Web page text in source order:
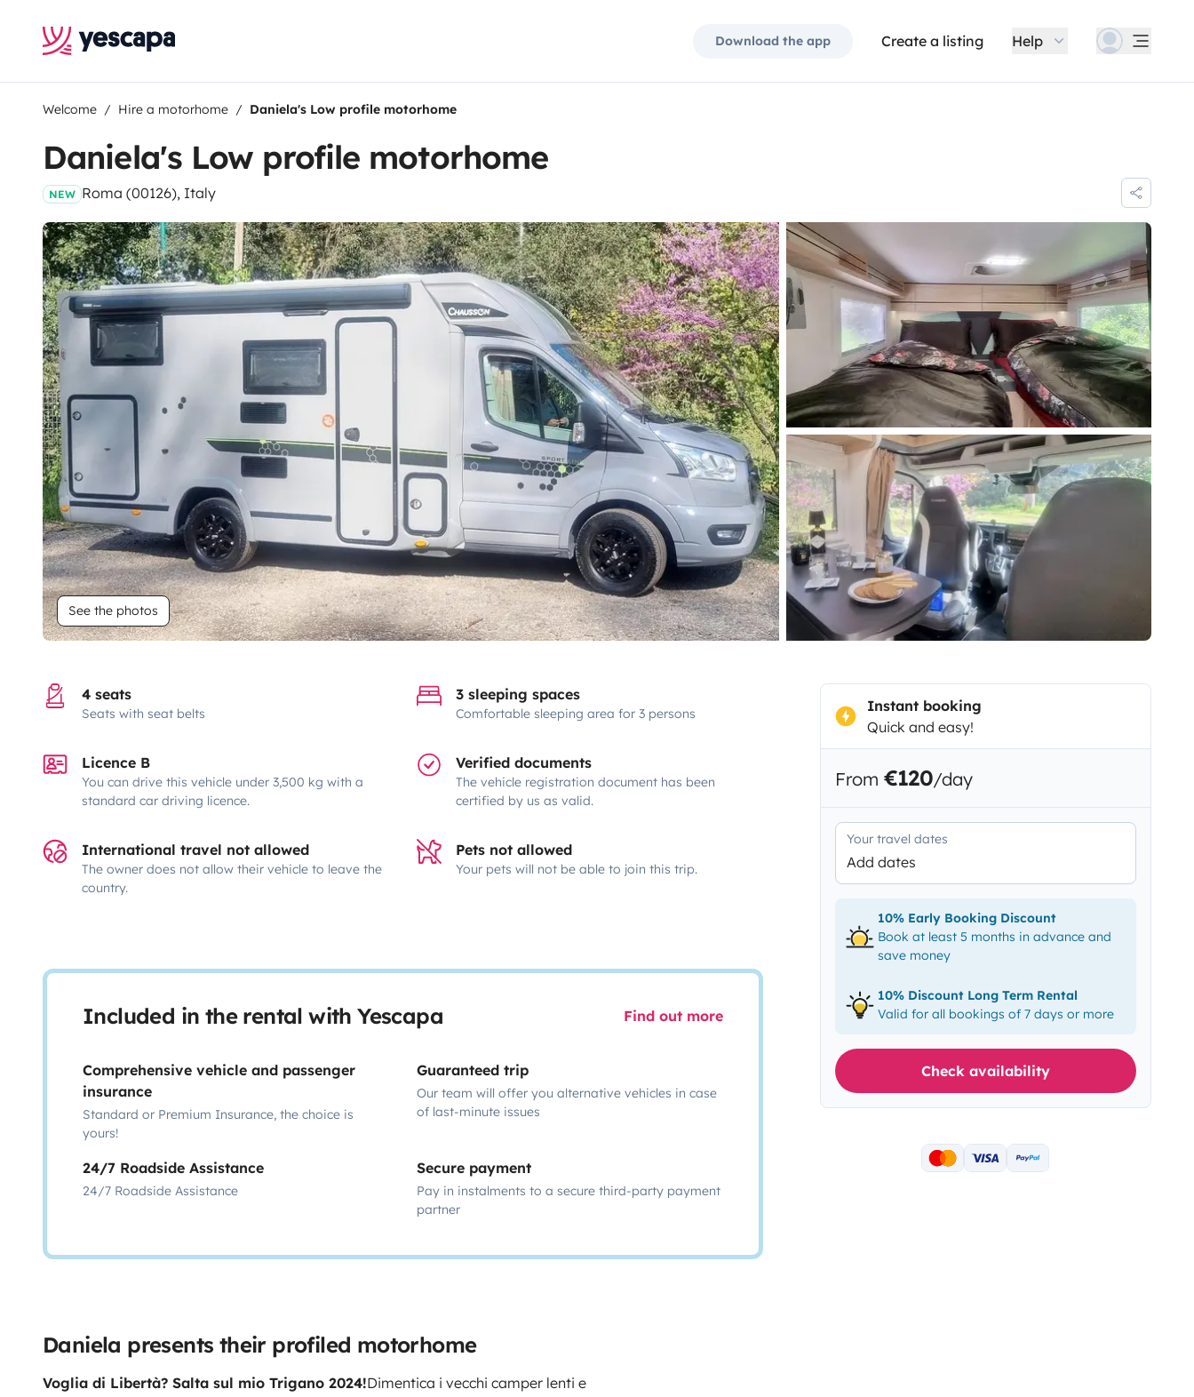
Download the app Create a listing Help
Welcome Hire a motorhome Daniela's Low profile motorhome
Daniela's Low profile motorhome
NEW Roma (00126), Italy
See the photos
4 seats
Seats with seat belts
3 sleeping spaces
Comfortable sleeping area for 3 persons
Licence B
You can drive this vehicle under 3,500 kg with a
standard car driving licence.
Verified documents
The vehicle registration document has been
certified by us as valid.
International travel not allowed
The owner does not allow their vehicle to leave the
country.
Pets not allowed
Your pets will not be able to join this trip.
Included in the rental with Yescapa Find out more
Comprehensive vehicle and passenger
insurance
Standard or Premium Insurance, the choice is
yours!
Guaranteed trip
Our team will offer you alternative vehicles in case
of last-minute issues
24/7 Roadside Assistance
24/7 Roadside Assistance
Secure payment
Pay in instalments to a secure third-party payment
partner
Daniela presents their profiled motorhome
Voglia di Libertà? Salta sul mio Trigano 2024!Dimentica i vecchi camper lenti e
Instant booking
Quick and easy!
From €120/day
Your travel dates
Add dates
10% Early Booking Discount
Book at least 5 months in advance and
save money
10% Discount Long Term Rental
Valid for all bookings of 7 days or more
Check availability